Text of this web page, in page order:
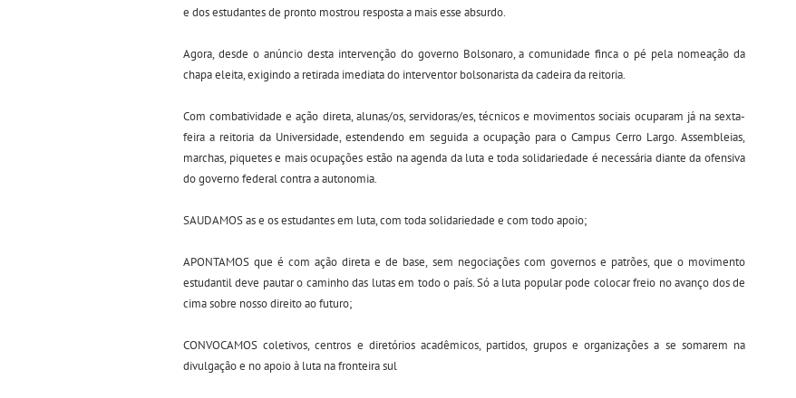
e dos estudantes de pronto mostrou resposta a mais esse absurdo.
Agora, desde o anúncio desta intervenção do governo Bolsonaro, a comunidade finca o pé pela nomeação da
chapa eleita, exigindo a retirada imediata do interventor bolsonarista da cadeira da reitoria.
Com combatividade e ação direta, alunas/os, servidoras/es, técnicos e movimentos sociais ocuparam já na sexta-
feira a reitoria da Universidade, estendendo em seguida a ocupação para o Campus Cerro Largo. Assembleias,
marchas, piquetes e mais ocupações estão na agenda da luta e toda solidariedade é necessária diante da ofensiva
do governo federal contra a autonomia.
SAUDAMOS as e os estudantes em luta, com toda solidariedade e com todo apoio;
APONTAMOS que é com ação direta e de base, sem negociações com governos e patrões, que o movimento
estudantil deve pautar o caminho das lutas em todo o país. Só a luta popular pode colocar freio no avanço dos de
cima sobre nosso direito ao futuro;
CONVOCAMOS coletivos, centros e diretórios acadêmicos, partidos, grupos e organizações a se somarem na
divulgação e no apoio à luta na fronteira sul